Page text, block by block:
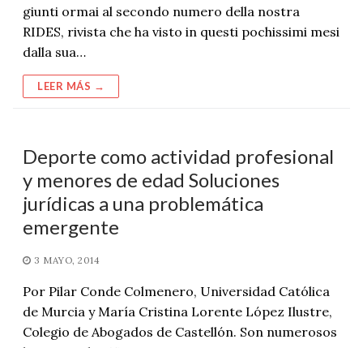
giunti ormai al secondo numero della nostra
RIDES, rivista che ha visto in questi pochissimi mesi
dalla sua…
LEER MÁS →
Deporte como actividad profesional
y menores de edad Soluciones
jurídicas a una problemática
emergente
3 MAYO, 2014
Por Pilar Conde Colmenero, Universidad Católica
de Murcia y María Cristina Lorente López Ilustre,
Colegio de Abogados de Castellón. Son numerosos